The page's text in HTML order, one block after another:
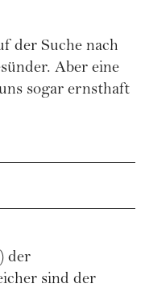
der Suche nach
Aber eine
sogar ernsthaft
der
sind der